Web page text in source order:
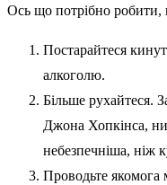
Ось що потрібно робити,
Постарайтеся
алкоголю.
Більше рухайтеся.
Джона Хопкінса,
небезпечніша, ніж
Проводьте